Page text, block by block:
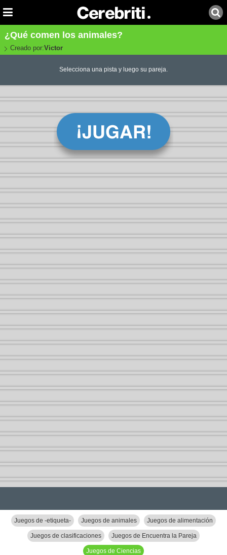
¿Qué comen los animales?
Creado por:Victor
Selecciona una pista y luego su pareja.
Juegos de -etiqueta- Juegos de animales Juegos de alimentación
Juegos de clasificaciones Juegos de Encuentra la Pareja
Juegos de Ciencias